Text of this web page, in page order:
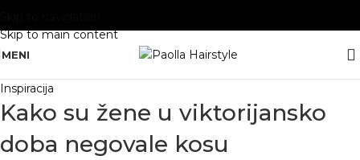
Skip to main content
MENI
Inspiracija
Kako su žene u viktorijansko
doba negovale kosu